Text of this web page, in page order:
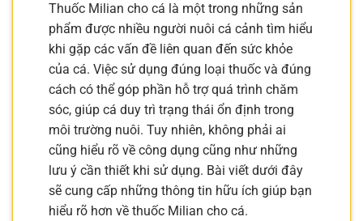
Thuốc Milian cho cá là một trong những sản
phẩm được nhiều người nuôi cá cảnh tìm hiểu
khi gặp các vấn đề liên quan đến sức khỏe
của cá. Việc sử dụng đúng loại thuốc và đúng
cách có thể góp phần hỗ trợ quá trình chăm
sóc, giúp cá duy trì trạng thái ổn định trong
môi trường nuôi. Tuy nhiên, không phải ai
cũng hiểu rõ về công dụng cũng như những
lưu ý cần thiết khi sử dụng. Bài viết dưới đây
sẽ cung cấp những thông tin hữu ích giúp bạn
hiểu rõ hơn về thuốc Milian cho cá.